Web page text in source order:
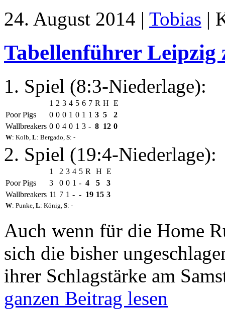
24. August 2014 | Tobias |
Tabellenführer Leipzig
1. Spiel (8:3-Niederlage):
1 2 3 4 5 6 7 R H E
Poor Pigs
0 0 0 1 0 1 1 3 5
2
Wallbreakers 0 0 4 0 1 3 - 8 12 0
W: Kolb, L: Bergado, S: -
2. Spiel (19:4-Niederlage):
1 2 3 4 5 R H E
Poor Pigs
3 0 0 1 - 4 5
3
Wallbreakers 11 7 1 - - 19 15 3
W: Punke, L: König, S: -
Auch wenn für die Home
sich die bisher
ihrer Schlagstärke am
ganzen Beitrag lesen